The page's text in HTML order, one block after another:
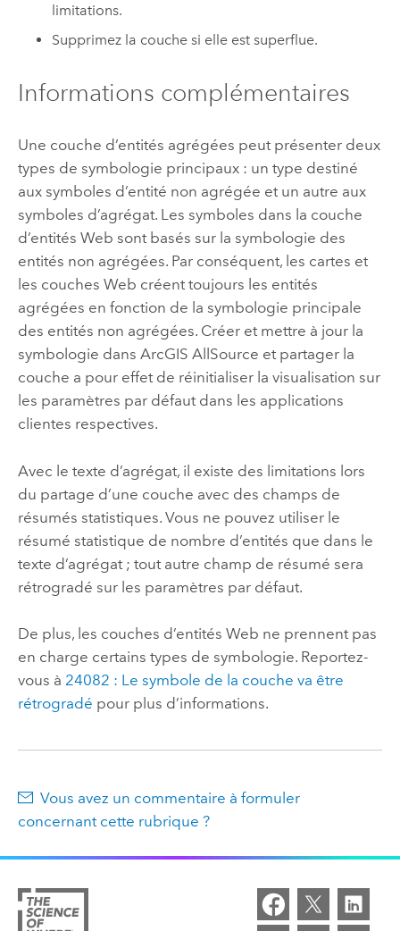
limitations.
Supprimez la couche si elle est superflue.
Informations complémentaires
Une couche d’entités agrégées peut présenter deux
types de symbologie principaux : un type destiné
aux symboles d’entité non agrégée et un autre aux
symboles d’agrégat. Les symboles dans la couche
d’entités Web sont basés sur la symbologie des
entités non agrégées. Par conséquent, les cartes et
les couches Web créent toujours les entités
agrégées en fonction de la symbologie principale
des entités non agrégées. Créer et mettre à jour la
symbologie dans ArcGIS AllSource et partager la
couche a pour effet de réinitialiser la visualisation sur
les paramètres par défaut dans les applications
clientes respectives.
Avec le texte d’agrégat, il existe des limitations lors
du partage d’une couche avec des champs de
résumés statistiques. Vous ne pouvez utiliser le
résumé statistique de nombre d’entités que dans le
texte d’agrégat ; tout autre champ de résumé sera
rétrogradé sur les paramètres par défaut.
De plus, les couches d’entités Web ne prennent pas
en charge certains types de symbologie. Reportez-
vous à 24082 : Le symbole de la couche va être
rétrogradé pour plus d’informations.
Vous avez un commentaire à formuler
concernant cette rubrique ?